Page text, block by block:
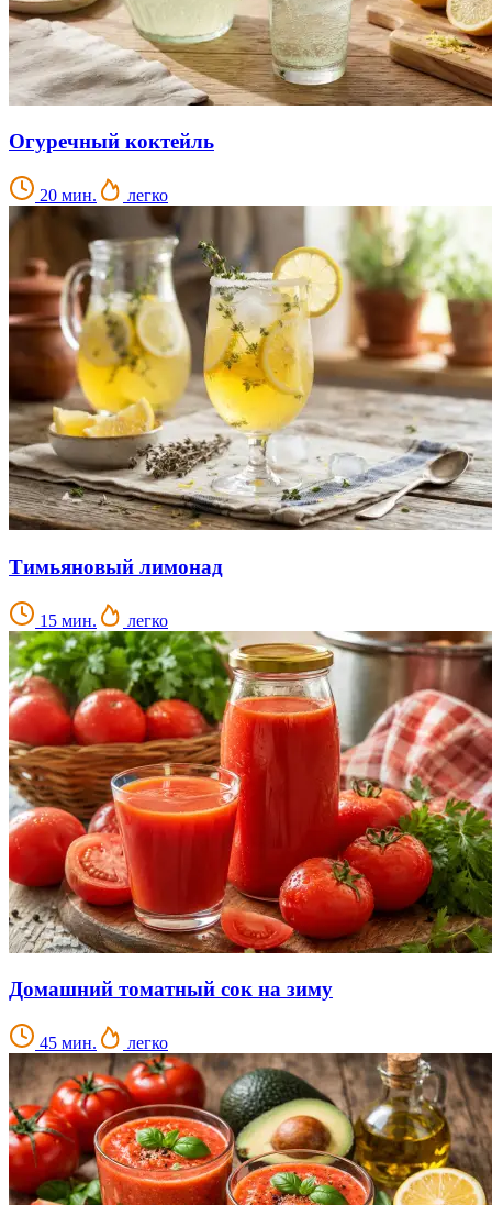
Огуречный коктейль
20 мин. легко
Тимьяновый лимонад
15 мин. легко
Домашний томатный сок на зиму
45 мин. легко